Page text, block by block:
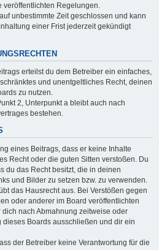
veröffentlichten Regelungen.
unbestimmte Zeit geschlossen und kann
einer Frist jederzeit gekündigt
erteilst du dem Betreiber ein einfaches,
und unentgeltliches Recht, deinen
zu nutzen.
2, Unterpunkt a bleibt auch nach
bestehen.
eines Beitrags, dass er keine Inhalte
Recht oder die guten Sitten verstoßen. Du
du das Recht besitzt, die in deinen
und Bilder zu setzen bzw. zu verwenden.
das Hausrecht aus. Bei Verstößen gegen
oder anderer im Board veröffentlichten
nach Abmahnung zeitweise oder
dieses Boards ausschließen und dir ein
der Betreiber keine Verantwortung für die